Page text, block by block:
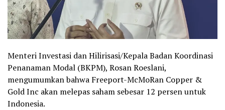
Menteri Investasi dan Hilirisasi/Kepala Badan Koordinasi
Penanaman Modal (BKPM), Rosan Roeslani,
mengumumkan bahwa Freeport-McMoRan Copper &
Gold Inc akan melepas saham sebesar 12 persen untuk
Indonesia.